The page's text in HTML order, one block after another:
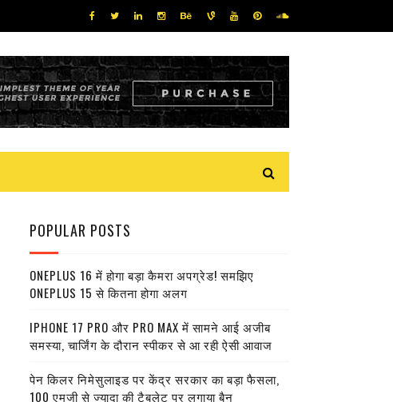
POPULAR POSTS
ONEPLUS 16 में होगा बड़ा कैमरा अपग्रेड! समझिए
ONEPLUS 15 से कितना होगा अलग
IPHONE 17 PRO और PRO MAX में सामने आई अजीब
समस्या, चार्जिंग के दौरान स्पीकर से आ रही ऐसी आवाज
पेन किलर निमेसुलाइड पर केंद्र सरकार का बड़ा फैसला,
100 एमजी से ज्यादा की टैबलेट पर लगाया बैन